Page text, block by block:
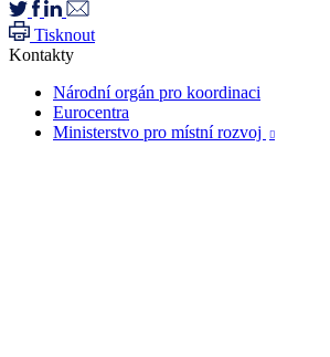
Tisknout
Kontakty
Národní orgán pro koordinaci
Eurocentra
Ministerstvo pro místní rozvoj
